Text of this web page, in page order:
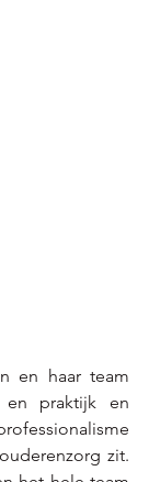
en haar team
en praktijk en
zit.